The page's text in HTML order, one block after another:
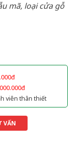
mã, loại cửa gỗ
viên thân thiết
VẤN